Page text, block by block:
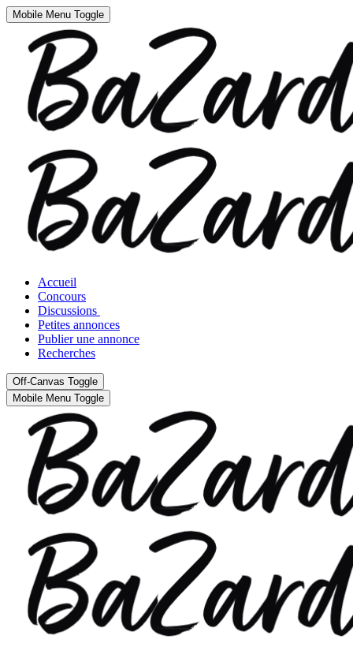
Mobile Menu Toggle
Accueil
Concours
Discussions
Petites annonces
Publier une annonce
Recherches
Off-Canvas Toggle
Mobile Menu Toggle